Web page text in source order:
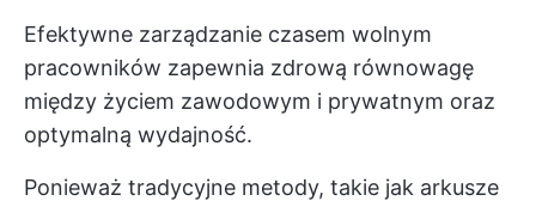
Efektywne zarządzanie czasem wolnym
pracowników zapewnia zdrową równowagę
między życiem zawodowym i prywatnym oraz
optymalną wydajność.
Ponieważ tradycyjne metody, takie jak arkusze